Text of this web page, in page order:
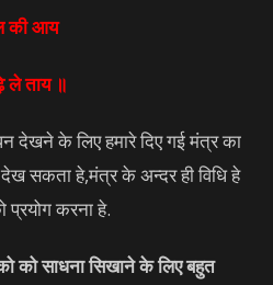
की आय
ले ताय ॥
देखने के लिए हमारे दिए गई मंत्र का
सकता हे,मंत्र के अन्दर ही विधि हे
करना हे.
को साधना सिखाने के लिए बहुत